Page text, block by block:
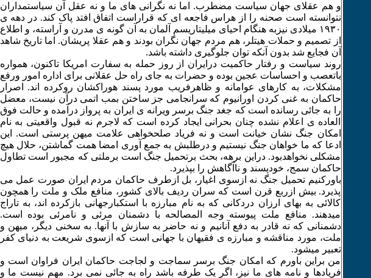
و هم عقلای جهان سیاست مضطرب. اما نه نگرانی های ما و نه عقل آن سیاستمداران
نتوانسته است صحنه را از هراس فاجعه ای که قراراست اتفاق افتد پاک کند. در دهه ی
۱۹٣۰ میلادی نیزبه هنگام احیای میلیتاریسم آلمان به آن گونه ی مدرن و آراسته، و اطلاع
از تصمیم و حملات هیتلر، هم مردم جهان نگران بودند و هم عقلا پریشان. اما تاریخ شاهد
آن فجایع شد بدون آنکه توان جلوگیری داشته باشد.
روند سیاست و رفتار حاکمیت درایران از روز حمله به سفارت امریکا تاکنون، همواره
باتعصب و احساسات عجین بوده و حضرات به جای راه حل عقلانی برای اداره امور ورفع
مشکلات، به کارهای عوامانه و ظاهرفریب مورد پسند هوراکشان روکرده اند. اصرار
حاکمان به غنی کردن اورانیوم که سرانجامی جز ساختن بمب اتمی درآن نیست، معضل
را به جائی رسانده است که جغد جنگ برسر ویرانه ی ایران به پرواز درآمده و حالت فوق
العاده ی اعلام نشده چنان بحرانی ایجاد کرده است که لاجرم نه قبول واقعیتی به نام
امکان جنگ نشان خیانت است و نه فریاد صلحخواهی علامت میهن پرستی است. این
ادعا که ما خواهان جنگ نیستیم و درطلبش به جمع آوری امضا همت گماشتن، حلال هیچ
مشکلی نخواهدبود. دراین برهه، بحث برتحمیل جنگ است برملتی که مجبور است تطاول
حاکمان سمج، خودپسند و ناآگاهش را بپذیرد.
باورکنیم تحمیل جنگ نه ازسوی اغیار، بل ازطرف حاکمان مردم ایران صورت عمل می
پذیرد. بیش ازربع قرن است که سران ردیف بالای کشور، منافع ملک و ملت را همچون
کالائی به بهای ارزان دردکانی که به نام مبارزه با استکبارجهانی بازکرده اند، به تاراج
میدهند. منافع ملت پیوسته وجه المصالحه با دشمنان مرئی و نامرئی بوده است.
دشمنانی که نه قادر به دفع آنانیم و نه حاضر به سازش با آنها. به سخنی دیگر، میهن و
ملت، مورد مناقشه و مبارزه ی فقیهان با جهانی است که ازسوی شریعت به دنیای کفر
تعبیر میشود.
من براین باورم که امکان جنگ برسر سماجت و لجاجت حاکمان ایران فراوان است و
فریادها و نامه های ما نیز، اگر یک طرفه باشد راه به جائی نمی برد. مهم نیست ما و